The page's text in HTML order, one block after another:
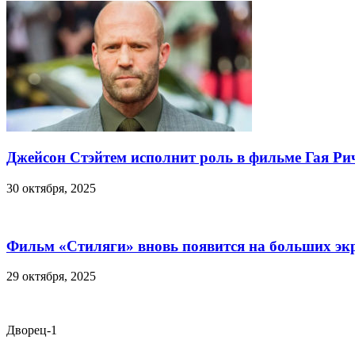
Джейсон Стэйтем исполнит роль в фильме Гая
30 октября, 2025
Фильм «Стиляги» вновь появится на больших
29 октября, 2025
Дворец-1